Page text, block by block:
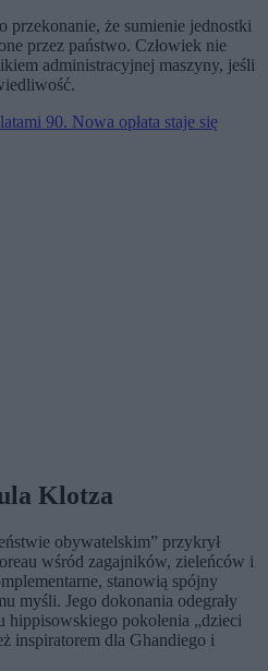
przekonanie, że sumienie jednostki
przez państwo. Człowiek nie
administracyjnej maszyny, jeśli
90. Nowa opłata staje się
Klotza
obywatelskim” przykrył
wśród zagajników, zieleńców i
stanowią spójny
myśli. Jego dokonania odegrały
hippisowskiego pokolenia „dzieci
inspiratorem dla Ghandiego i